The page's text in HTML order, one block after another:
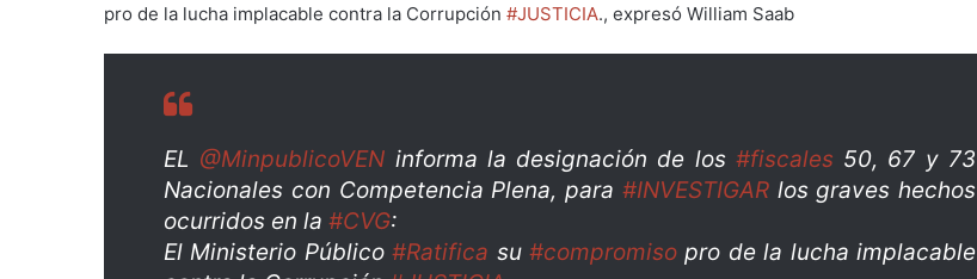
pro de la lucha implacable contra la Corrupción #JUSTICIA., expresó William Saab
EL @MinpublicoVEN informa la designación de los #fiscales 50, 67 y 73
Nacionales con Competencia Plena, para #INVESTIGARlos graves hechos
ocurridos en la #CVG:
El Ministerio Público#Ratifica su#compromiso pro de la lucha implacable